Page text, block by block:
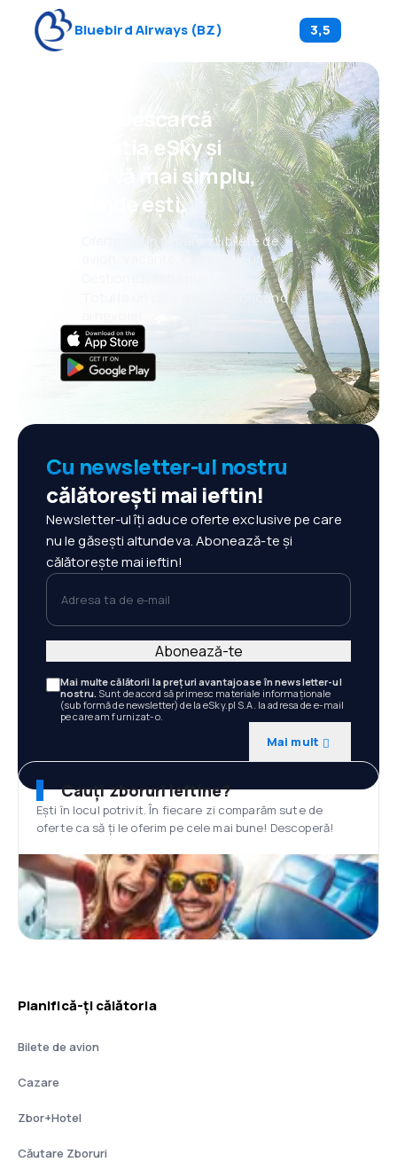
Bluebird Airways (BZ) 3,5
Psst! Descarcă
aplicația eSky și
rezervă mai simplu,
oriunde ești.
Oferte noi în fiecare zi: bilete de
avion, vacanțe, city break-uri
Totul la un click distanță, oricând
Cu newsletter-ul nostru
călătorești mai ieftin!
Newsletter-ul îți aduce oferte exclusive pe care
nu le găsești altundeva. Abonează-te și
călătorește mai ieftin!
Adresa ta de e-mail
Mai multe călătorii la prețuri avantajoase în newsletter-ul
nostru. Sunt de acord să primesc materiale informaționale
(sub formă de newsletter) de la eSky.pl S.A. la adresa de e-mail
pe care am furnizat-o.
Mai mult
Abonează-te
Cauți zboruri ieftine?
Ești în locul potrivit. În fiecare zi comparăm sute de
oferte ca să ți le oferim pe cele mai bune! Descoperă!
Planifică-ți călătoria
Bilete de avion
Cazare
Zbor+Hotel
Căutare Zboruri